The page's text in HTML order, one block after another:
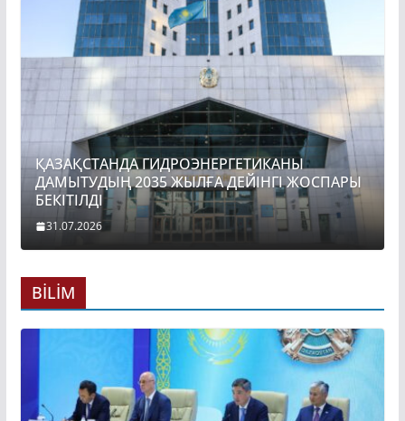
ҚАЗАҚСТАНДА ГИДРОЭНЕРГЕТИКАНЫ
ДАМЫТУДЫҢ 2035 ЖЫЛҒА ДЕЙІНГІ ЖОСПАРЫ
БЕКІТІЛДІ
31.07.2026
BİLİM